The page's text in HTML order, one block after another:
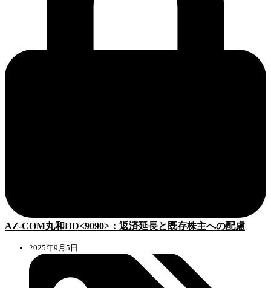
AZ-COM丸和HD<9090>：返済延長と既存株主への配慮
2025年9月5日